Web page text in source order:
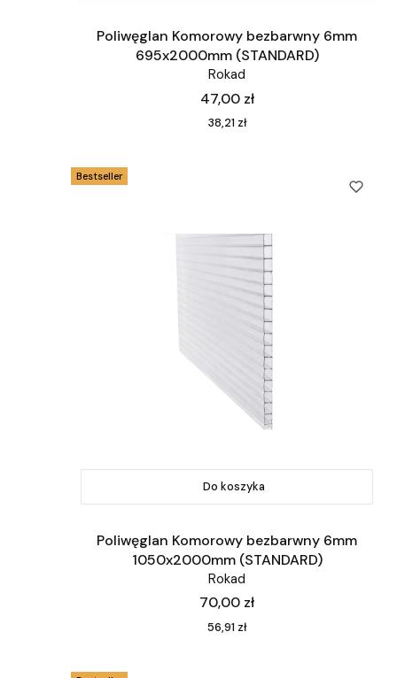
Poliwęglan Komorowy bezbarwny 6mm
695x2000mm (STANDARD)
Rokad
Cena
47,00 zł
Cena
38,21 zł
Bestseller
Do koszyka
Poliwęglan Komorowy bezbarwny 6mm
1050x2000mm (STANDARD)
Rokad
Cena
70,00 zł
Cena
56,91 zł